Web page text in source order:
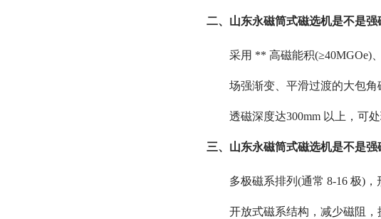
二、山东永磁筒式磁选机是不是
采用 ** 高磁能积(≥40MGOe)
场强渐变、平滑过渡的大包
透磁深度达300mm 以上，可
三、山东永磁筒式磁选机是不是
多极磁系排列(通常 8-16 极)
开放式磁系结构，减少磁阻